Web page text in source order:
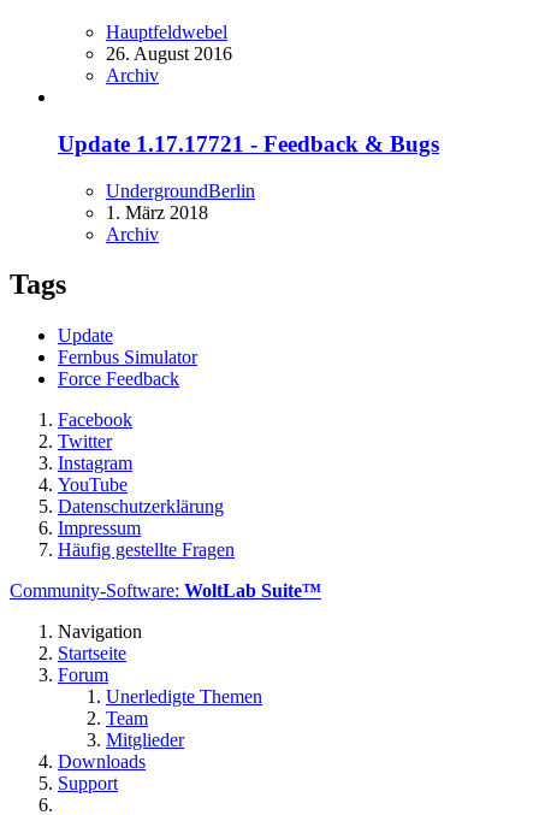
Hauptfeldwebel
26. August 2016
Archiv
Update 1.17.17721 - Feedback & Bugs
UndergroundBerlin
1. März 2018
Archiv
Tags
Update
Fernbus Simulator
Force Feedback
Facebook
Twitter
Instagram
YouTube
Datenschutzerklärung
Impressum
Häufig gestellte Fragen
Community-Software: WoltLab Suite™
Navigation
Startseite
Forum
Unerledigte Themen
Team
Mitglieder
Downloads
Support